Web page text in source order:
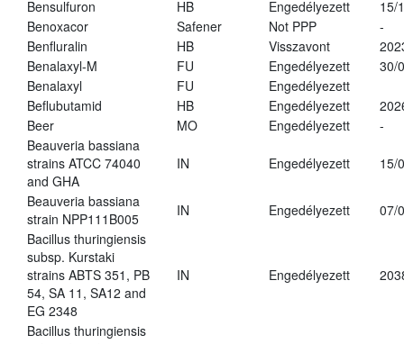
Bensulfuron
HB Engedélyezett
15/
Benoxacor
Safener Not PPP
-
Benfluralin
HB Visszavont
Benalaxyl-M
FU Engedélyezett
30/
Benalaxyl
FU
Engedélyezett
Beflubutamid
HB Engedélyezett
Beer
MO Engedélyezett
-
Beauveria bassiana
strains ATCC 74040
and GHA
IN Engedélyezett 15/
Beauveria bassiana
strain NPP111B005
IN Engedélyezett
07/
Bacillus thuringiensis
subsp. Kurstaki
strains ABTS 351, PB
54, SA 11, SA12 and
EG 2348
IN Engedélyezett
Bacillus thuringiensis